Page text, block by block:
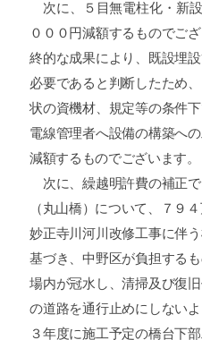
次に、５目無電柱化・新
０００円減額するものでご
終的な成果により、既設埋
必要であると判断したため
状の資機材、規定等の条件
電線管理者へ設備の構築へ
減額するものでございます。
次に、繰越明許費の補正
（丸山橋）について、７９
妙正寺川河川改修工事に伴
基づき、中野区が負担する
場内が冠水し、清掃及び復
の道路を通行止めにしない
３年度に施工予定の橋台下